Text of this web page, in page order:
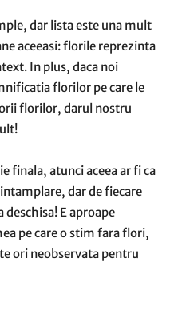
dar lista este una mult
aceeasi: florile reprezinta
In plus, daca noi
florilor pe care le
florilor, darul nostru
finala, atunci aceea ar fi ca
dar de fiecare
E aproape
pe care o stim fara flori,
ori neobservata pentru